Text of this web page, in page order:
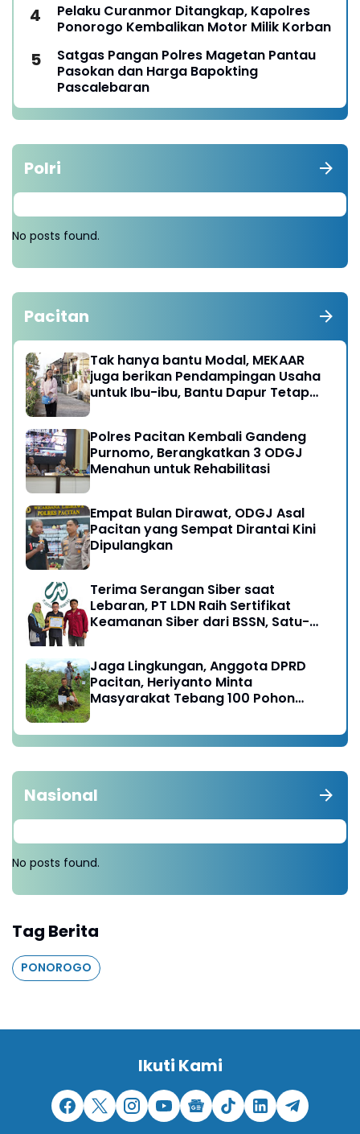
Pelaku Curanmor Ditangkap, Kapolres
Ponorogo Kembalikan Motor Milik Korban
Satgas Pangan Polres Magetan Pantau
Pasokan dan Harga Bapokting
Pascalebaran
Polri
No posts found.
Pacitan
Tak hanya bantu Modal, MEKAAR
juga berikan Pendampingan Usaha
untuk Ibu-ibu, Bantu Dapur Tetap
Polres Pacitan Kembali Gandeng
Purnomo, Berangkatkan 3 ODGJ
Menahun untuk Rehabilitasi
Empat Bulan Dirawat, ODGJ Asal
Pacitan yang Sempat Dirantai Kini
Dipulangkan
Terima Serangan Siber saat
Lebaran, PT LDN Raih Sertifikat
Keamanan Siber dari BSSN, Satu-
Jaga Lingkungan, Anggota DPRD
Pacitan, Heriyanto Minta
Masyarakat Tebang 100 Pohon
Nasional
No posts found.
Tag Berita
PONOROGO
Ikuti Kami